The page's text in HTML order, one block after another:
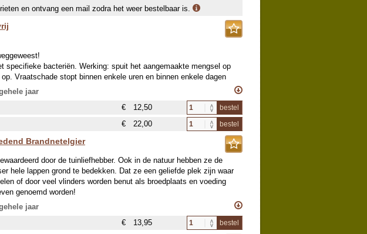
en ontvang een mail zodra het weer bestelbaar is.
specifieke bacteriën. Werking: spuit het aangemaakte mengsel op
Vraatschade stopt binnen enkele uren en binnen enkele dagen
voor bijen en vogels.
subsp. kurstaki SA-11.
specifieke bacteriën
natuurlijke en effectieve manier
rupsen aan planten
voor bijen en vogels
jaar
€ 12,50 bestel
€ 22,00 bestel
Brandnetelgier
door de tuinliefhebber. Ook in de natuur hebben ze de
hele lappen grond te bedekken. Dat ze een geliefde plek zijn waar
of door veel vlinders worden benut als broedplaats en voeding
genoemd worden!
heel gezond is voor je planten? Brandnetelgier is rijk aan
ijzer en mangaan. De gier wordt gemaakt door brandnetels te
geconcentreerde mengsel dat er dan ontstaat versterkt je planten,
jaar
€ 13,95 bestel